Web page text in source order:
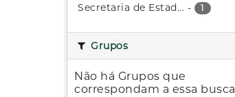
Secretaria de Estad... - 1
Grupos
Não há Grupos que
correspondam a essa busca